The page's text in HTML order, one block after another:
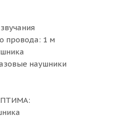
провода: 1 м
наушники